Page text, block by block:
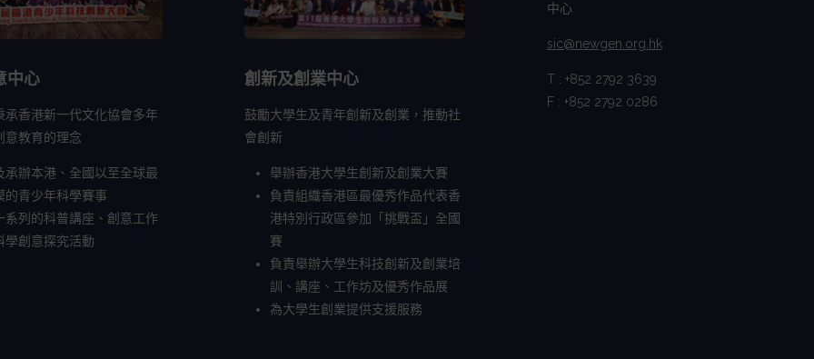
中心
承香港新一代文化協會多年
意教育的理念
承辦本港、全國以至全球最
的青少年科學賽事
系列的科普講座、創意工作
學創意探究活動
創新及創業中心
鼓勵大學生及青年創新及創業，推動社
會創新
舉辦香港大學生創新及創業大賽
負責組織香港區最優秀作品代表香
港特別行政區參加「挑戰盃」全國
賽
負責舉辦大學生科技創新及創業培
訓、講座、工作坊及優秀作品展
為大學生創業提供支援服務
中心
sic@newgen.org.hk
T : +852 2792 3639
F : +852 2792 0286